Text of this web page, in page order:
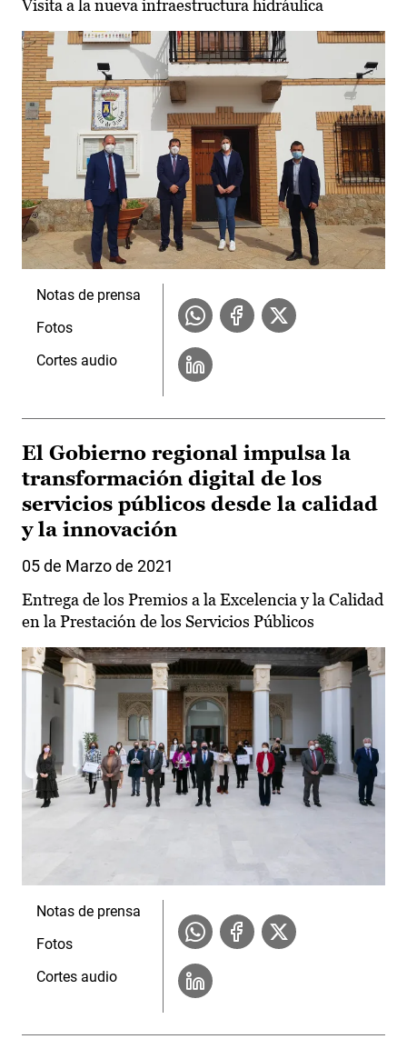
Visita a la nueva infraestructura hidráulica
Notas de prensa
Fotos
Cortes audio
El Gobierno regional impulsa la
transformación digital de los
servicios públicos desde la calidad
y la innovación
05 de Marzo de 2021
Entrega de los Premios a la Excelencia y la Calidad
en la Prestación de los Servicios Públicos
Notas de prensa
Fotos
Cortes audio